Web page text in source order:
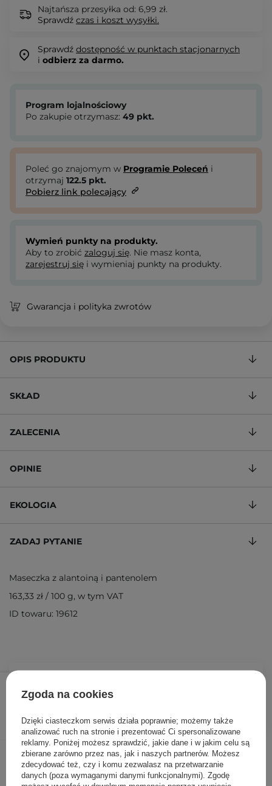
Najtańsza przesyłka od: 6,99 zł.
Sprawdź czas i koszt wysyłki.
Sprawdź dostępność w punktach stacjonarnych
i odbierz za darmo.
Program lojalnościowy
Po zakupie otrzymasz: 49 pkt.
Poleć go znajomym w Programie Poleceń i
otrzymaj 122.5 pkt.
Pobierz link polecający
Wymień punkty na produkty.
Aby to zrobić zaloguj się. Nie masz konta,
zarejestruj się i wymieniaj punkty na produkty.
Gwarancja i polityka zwrotów
OPIS PRODUKTU
SKŁAD
ZALECENIA
OPINIE
EKOLOGIA
ZADAJ PYTANIE
Maseczka z alantoiną i pantenolem
163,33 zł / 100 g, w tym VAT
ID towaru: 19612
Inni klienci sprawdzali również
Zgoda na cookies
Dzięki ciasteczkom serwis działa poprawnie; możemy także
analizować ruch na stronie i prezentować Ci spersonalizowane
reklamy. Poniżej możesz sprawdzić, jakie dane i w jakim celu są
zbierane zarówno przez nas, jak i naszych partnerów. Możesz
zdecydować też, czy i komu zezwalasz na przetwarzanie
danych (poza wymaganymi danymi funkcjonalnymi). Zgodę